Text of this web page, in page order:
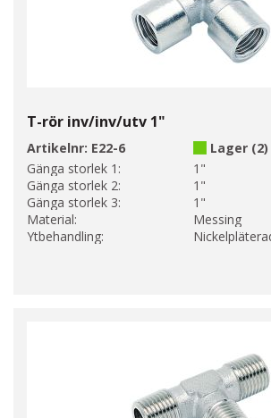
T-rör inv/inv/utv 1"
Artikelnr: E22-6
Lager (2)
Gänga storlek 1:
1"
Gänga storlek 2:
1"
Gänga storlek 3:
1"
Material:
Messing
Ytbehandling: